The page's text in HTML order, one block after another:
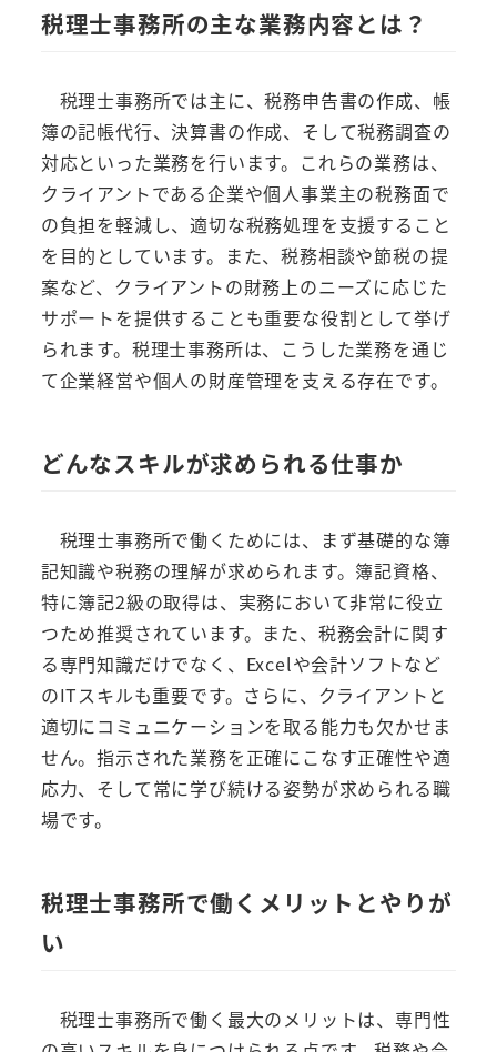
税理士事務所の主な業務内容とは？
税理士事務所では主に、税務申告書の作成、帳
簿の記帳代行、決算書の作成、そして税務調査の
対応といった業務を行います。これらの業務は、
クライアントである企業や個人事業主の税務面で
の負担を軽減し、適切な税務処理を支援すること
を目的としています。また、税務相談や節税の提
案など、クライアントの財務上のニーズに応じた
サポートを提供することも重要な役割として挙げ
られます。税理士事務所は、こうした業務を通じ
て企業経営や個人の財産管理を支える存在です。
どんなスキルが求められる仕事か
税理士事務所で働くためには、まず基礎的な簿
記知識や税務の理解が求められます。簿記資格、
特に簿記2級の取得は、実務において非常に役立
つため推奨されています。また、税務会計に関す
る専門知識だけでなく、Excelや会計ソフトなど
のITスキルも重要です。さらに、クライアントと
適切にコミュニケーションを取る能力も欠かせま
せん。指示された業務を正確にこなす正確性や適
応力、そして常に学び続ける姿勢が求められる職
場です。
税理士事務所で働くメリットとやりが
い
税理士事務所で働く最大のメリットは、専門性